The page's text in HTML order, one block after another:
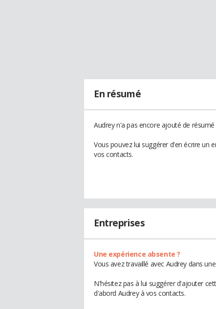
En résumé
Audrey n'a pas encore ajouté de
Vous pouvez lui suggérer d'en écrire un
vos contacts.
Entreprises
Une expérience absente ?
Vous avez travaillé avec Audrey dans
N'hésitez pas à lui suggérer d'ajouter
d'abord Audrey à vos contacts.